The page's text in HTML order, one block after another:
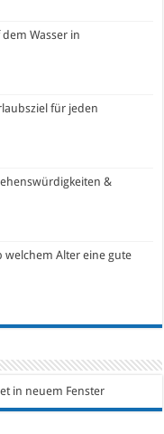
Wasser in
für jeden
&
welchem Alter eine gute